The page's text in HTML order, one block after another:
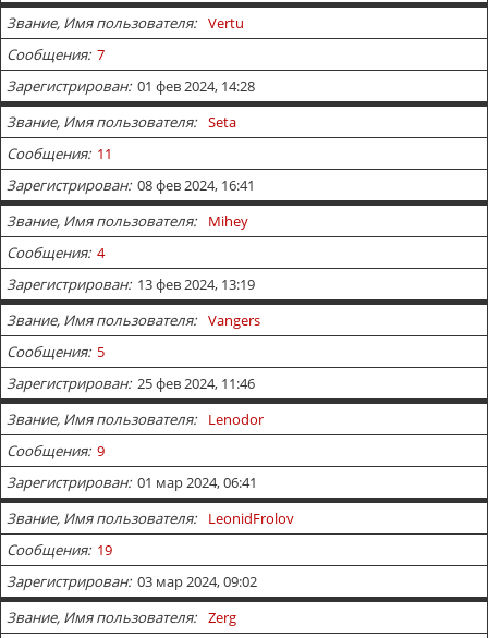
Звание, Имя пользователя
Vertu
Сообщения 7
Зарегистрирован 01 фев 2024, 14:28
Звание, Имя пользователя
Seta
Сообщения 11
Зарегистрирован 08 фев 2024, 16:41
Звание, Имя пользователя
Mihey
Сообщения 4
Зарегистрирован 13 фев 2024, 13:19
Звание, Имя пользователя
Vangers
Сообщения 5
Зарегистрирован 25 фев 2024, 11:46
Звание, Имя пользователя
Lenodor
Сообщения 9
Зарегистрирован 01 мар 2024, 06:41
Звание, Имя пользователя
LeonidFrolov
Сообщения 19
Зарегистрирован 03 мар 2024, 09:02
Звание, Имя пользователя
Zerg